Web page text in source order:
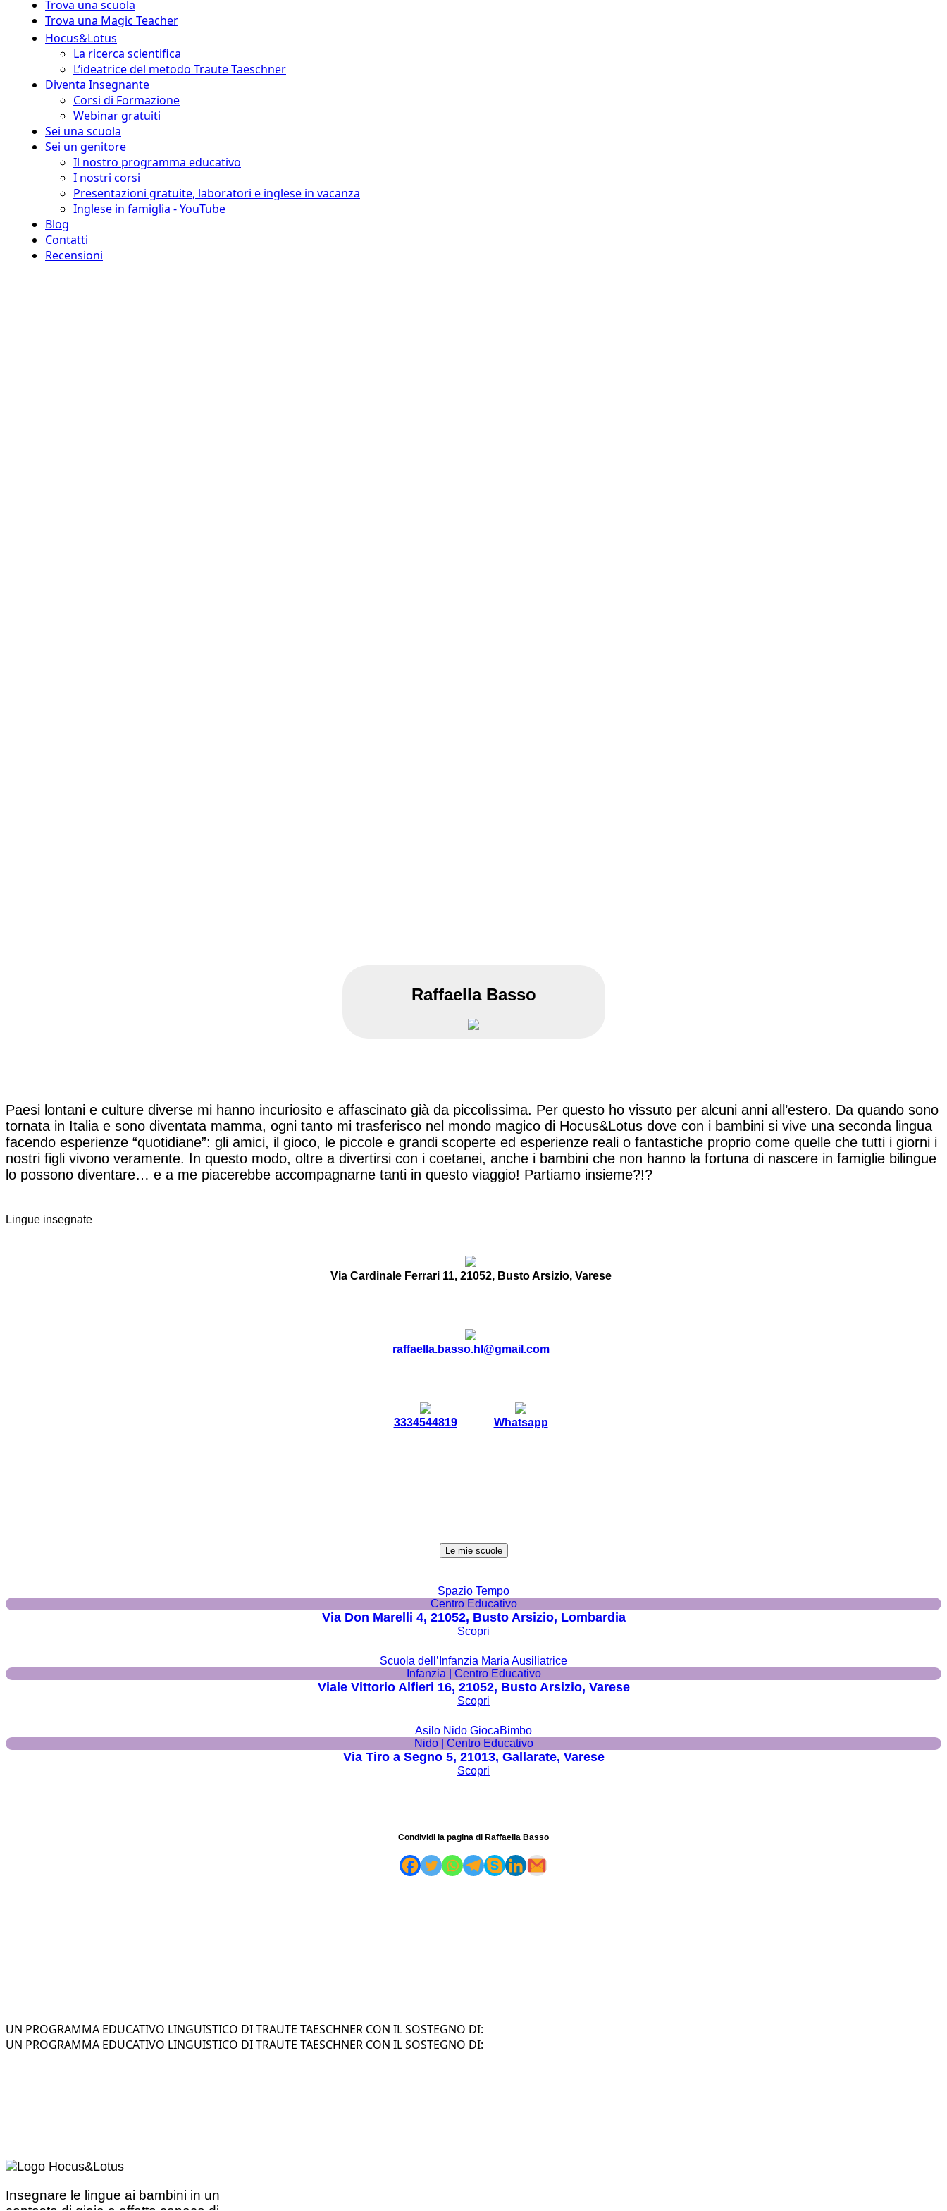
Trova una scuola
Trova una Magic Teacher
Hocus&Lotus
La ricerca scientifica
L’ideatrice del metodo Traute Taeschner
Diventa Insegnante
Corsi di Formazione
Webinar gratuiti
Sei una scuola
Sei un genitore
Il nostro programma educativo
I nostri corsi
Presentazioni gratuite, laboratori e inglese in vacanza
Inglese in famiglia - YouTube
Blog
Contatti
Recensioni
Raffaella Basso
Paesi lontani e culture diverse mi hanno incuriosito e affascinato già da piccolissima. Per questo ho vissuto per alcuni anni all’estero. Da quando sono
tornata in Italia e sono diventata mamma, ogni tanto mi trasferisco nel mondo magico di Hocus&Lotus dove con i bambini si vive una seconda lingua
facendo esperienze “quotidiane”: gli amici, il gioco, le piccole e grandi scoperte ed esperienze reali o fantastiche proprio come quelle che tutti i giorni i
nostri figli vivono veramente. In questo modo, oltre a divertirsi con i coetanei, anche i bambini che non hanno la fortuna di nascere in famiglie bilingue
lo possono diventare… e a me piacerebbe accompagnarne tanti in questo viaggio! Partiamo insieme?!?
Lingue insegnate
Via Cardinale Ferrari 11, 21052, Busto Arsizio, Varese
raffaella.basso.hl@gmail.com
3334544819 Whatsapp
Le mie scuole
Spazio Tempo
Centro Educativo
Via Don Marelli 4, 21052, Busto Arsizio, Lombardia
Scopri
Scuola dell’Infanzia Maria Ausiliatrice
Infanzia | Centro Educativo
Viale Vittorio Alfieri 16, 21052, Busto Arsizio, Varese
Scopri
Asilo Nido GiocaBimbo
Nido | Centro Educativo
Via Tiro a Segno 5, 21013, Gallarate, Varese
Scopri
Condividi la pagina di Raffaella Basso
UN PROGRAMMA EDUCATIVO LINGUISTICO DI TRAUTE TAESCHNER CON IL SOSTEGNO DI:
UN PROGRAMMA EDUCATIVO LINGUISTICO DI TRAUTE TAESCHNER CON IL SOSTEGNO DI:
Insegnare le lingue ai bambini in un